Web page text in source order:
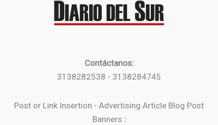
Contáctanos:
3138282538 - 3138284745
Post or Link Insertion - Advertising Article Blog Post
Banners :